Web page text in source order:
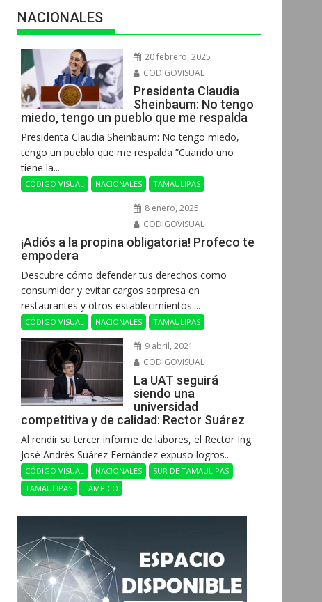
NACIONALES
20 febrero, 2025
CODIGOVISUAL
Presidenta Claudia
Sheinbaum: No tengo
miedo, tengo un pueblo que me respalda
Presidenta Claudia Sheinbaum: No tengo miedo,
tengo un pueblo que me respalda ”Cuando uno
tiene la...
CÓDIGO VISUAL NACIONALES TAMAULIPAS
8 enero, 2025
CODIGOVISUAL
¡Adiós a la propina obligatoria! Profeco te
empodera
Descubre cómo defender tus derechos como
consumidor y evitar cargos sorpresa en
restaurantes y otros establecimientos....
CÓDIGO VISUAL NACIONALES TAMAULIPAS
9 abril, 2021
CODIGOVISUAL
La UAT seguirá
siendo una
universidad
competitiva y de calidad: Rector Suárez
Al rendir su tercer informe de labores, el Rector Ing.
José Andrés Suárez Fernández expuso logros...
CÓDIGO VISUAL NACIONALES
SUR DE TAMAULIPAS
TAMAULIPAS
TAMPICO